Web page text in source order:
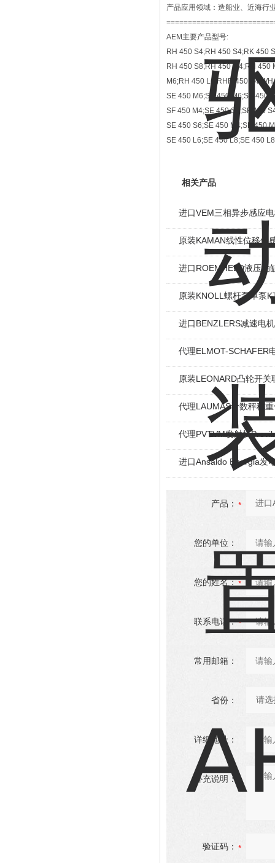
产品应用领域：造船业、近海行
AEM主要产品型号:
RH 450 S4;RH 450 S4;RK 450
RH 450 S8;RH 450 M4;RH 450
M6;RH 450 L6;RHR 450
SE 450 M6;SE 450 M6;SE 450
SF 450 M4;SE 450 S4;SF 450
SE 450 S6;SE 450 M4;SE 450
SE 450 L6;SE 450 L8;SE 450 L8
相关产品
进口VEM三相异步感应
原装KAMAN线性位移传
进口ROEMHELD液压油
原装KNOLL螺杆泵单泵
进口BENZLERS减速电
代理ELMOT-SCHAFER
原装LEONARD凸轮开关
代理LAUMAS计数秤称
代理PVTVM发射机
进口Ansaldo Energia发
产品：
您的单位：
您的姓名：
联系电话：
常用邮箱：
省份：
详细地址：
补充说明：
验证码：